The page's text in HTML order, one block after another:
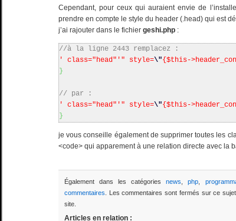
Cependant, pour ceux qui auraient envie de
prendre en compte le style du header (.head) qui est
j’ai rajouter dans le fichier geshi.php :
//à la ligne 2443 remplacez :
' class="head"' " style=\"{$this-
}
// par :
' class="head"' " style=\"{$this-
}
je vous conseille également de supprimer toutes les
<code> qui apparement à une relation directe avec la
Également dans les catégoriesnews ,php
commentaires . Les commentaires sont fermés sur ce
site.
Articles en relation :